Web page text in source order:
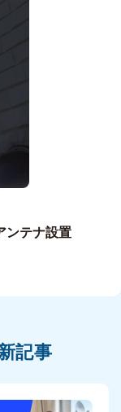
ンテナ設置
記事